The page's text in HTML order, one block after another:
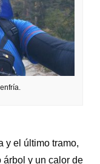
y el último tramo,
árbol y un calor de